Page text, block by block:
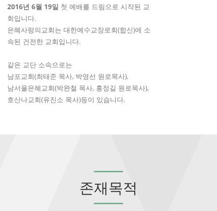
2016년 6월 19일 첫 예배를 드림으로 시작된 교
회입니다.
은혜사랑의교회는 대한예수교장로회(합신)에 소
속된 건전한 교회입니다.
같은 교단 소속으로는
남포교회(최태준 목사, 박영선 원로목사),
남서울은혜교회(박완철 목사, 홍정길 원로목사),
호산나교회(유진소 목사)등이 있습니다.
존재목적